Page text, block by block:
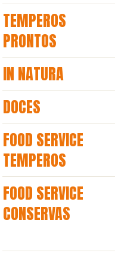
TEMPEROS
PRONTOS
IN NATURA
DOCES
FOOD SERVICE
TEMPEROS
FOOD SERVICE
CONSERVAS